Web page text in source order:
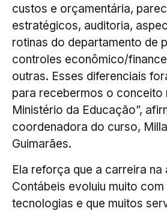
custos e orçamentária,
estratégicos, auditoria,
rotinas do departamento de
controles econômico/
outras. Esses diferenciais
para recebermos o conceito
Ministério da Educação”,
coordenadora do curso,
Guimarães.
Ela reforça que a carreira na
Contábeis evoluiu muito
tecnologias e que muitos